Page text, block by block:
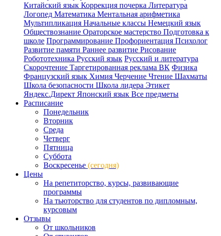
Китайский язык Коррекция почерка Литература
Логопед Математика Ментальная арифметика
Мультипликация Начальные классы Немецкий язык
Обществознание Ораторское мастерство Подготовка к
школе Программирование Профориентация Психолог
Развитие памяти Раннее развитие Рисование
Робототехника Русский язык Русский и литература
Скорочтение Таргетированная реклама ВК Физика
Французский язык Химия Черчение Чтение Шахматы
Школа безопасности Школа лидера Этикет
Яндекс.Директ Японский язык Все предметы
Расписание
Понедельник
Вторник
Среда
Четверг
Пятница
Суббота
Воскресенье (сегодня)
Цены
На репетиторство, курсы, развивающие
программы
На тьюторство для студентов по дипломным,
курсовым
Отзывы
От школьников